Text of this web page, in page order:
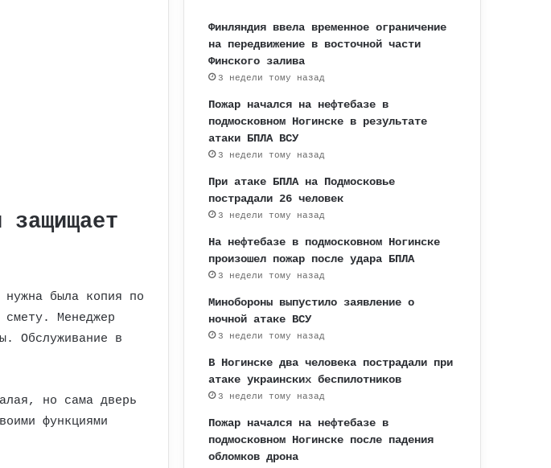
защищает
была копия по
Менеджер
Обслуживание в
но сама дверь
функциями
Финляндия ввела временное ограничение
на передвижение в восточной части
Финского залива
3 недели тому назад
Пожар начался на нефтебазе в
подмосковном Ногинске в результате
атаки БПЛА ВСУ
3 недели тому назад
При атаке БПЛА на Подмосковье
пострадали 26 человек
3 недели тому назад
На нефтебазе в подмосковном Ногинске
произошел пожар после удара БПЛА
3 недели тому назад
Минобороны выпустило заявление о
ночной атаке ВСУ
3 недели тому назад
В Ногинске два человека пострадали при
атаке украинских беспилотников
3 недели тому назад
Пожар начался на нефтебазе в
подмосковном Ногинске после падения
обломков дрона